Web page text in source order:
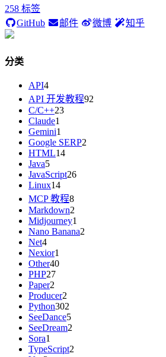
258 标签
GitHub
邮件 微博 知乎
分类
API4
API 开发教程92
C/C++23
Claude1
Gemini1
Google SERP2
HTML14
Java5
JavaScript26
Linux14
MCP 教程8
Markdown2
Midjourney1
Nano Banana2
Net4
Nexior1
Other40
PHP27
Paper2
Producer2
Python302
SeeDance5
SeeDream2
Sora1
TypeScript2